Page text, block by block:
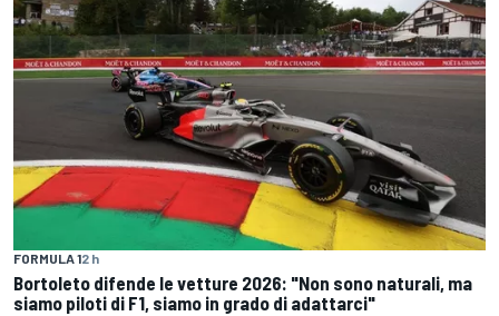
FORMULA 12 h
Bortoleto difende le vetture 2026: "Non sono naturali, ma
siamo piloti di F1, siamo in grado di adattarci"